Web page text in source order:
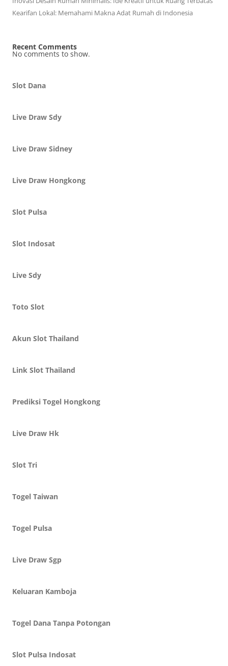
Kearifan Lokal: Memahami Makna Adat Rumah di Indonesia
Recent Comments
No comments to show.
Slot Dana
Live Draw Sdy
Live Draw Sidney
Live Draw Hongkong
Slot Pulsa
Slot Indosat
Live Sdy
Toto Slot
Akun Slot Thailand
Link Slot Thailand
Prediksi Togel Hongkong
Live Draw Hk
Slot Tri
Togel Taiwan
Togel Pulsa
Live Draw Sgp
Keluaran Kamboja
Togel Dana Tanpa Potongan
Slot Pulsa Indosat